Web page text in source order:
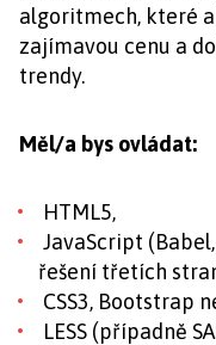
algoritmech, které
zajímavou cenu a
trendy.
Měl/a bys ovládat:
HTML5,
JavaScript
řešení třetích
CSS3, Bootstrap
LESS (případně